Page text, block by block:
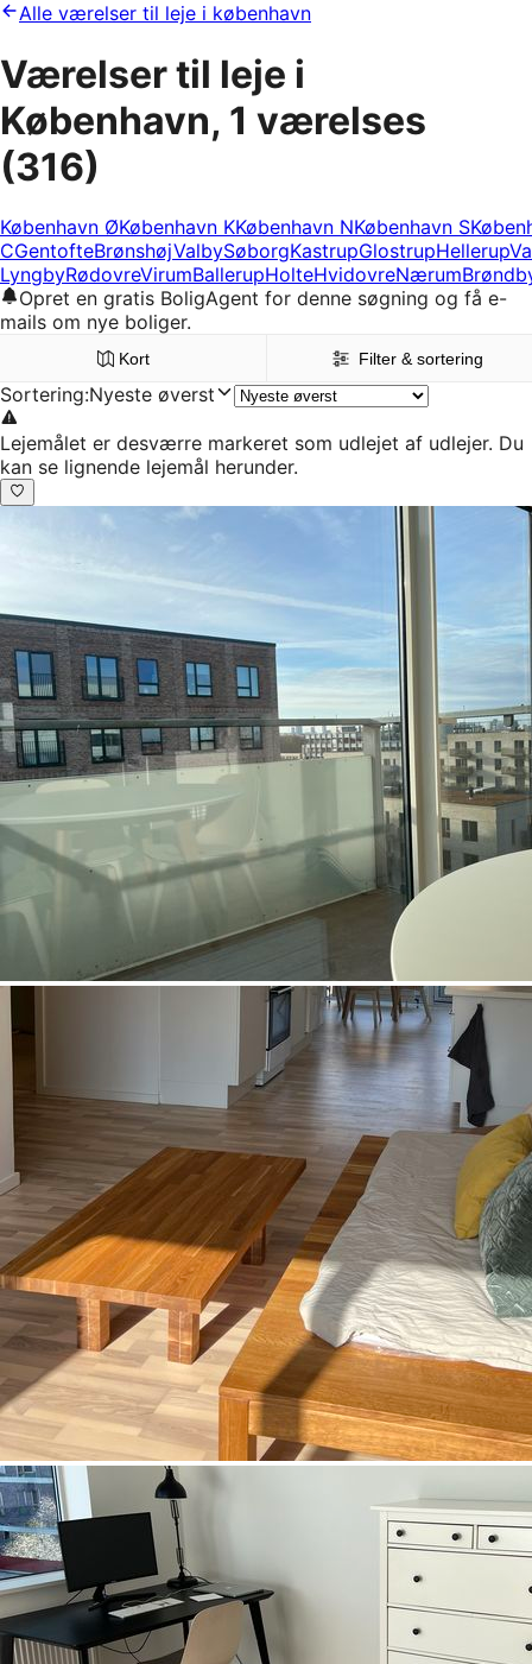
Alle værelser til leje i københavn
Værelser til leje i
København, 1 værelses
(316)
København ØKøbenhavn KKøbenhavn NKøbenhavn S
CGentofteBrønshøjValbySøborgKastrupGlostrupHellerup
LyngbyRødovreVirumBallerupHolteHvidovreNærum
Opret en gratis BoligAgent for denne søgning og få e-
mails om nye boliger.
Kort Filter & sortering
Sortering:Nyeste øverst
Lejemålet er desværre markeret som udlejet af udlejer. Du
kan se lignende lejemål herunder.